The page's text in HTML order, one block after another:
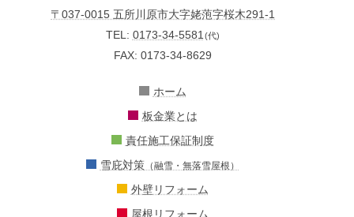
〒037-0015 五所川原市大字姥萢字桜木291-1
TEL: 0173-34-5581 (代)
FAX: 0173-34-8629
ホーム
板金業とは
責任施工保証制度
雪庇対策（融雪・無落雪屋根）
外壁リフォーム
屋根リフォーム